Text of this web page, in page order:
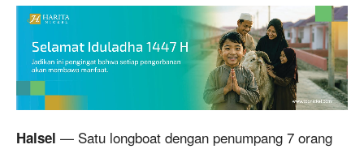
Halsel — Satu longboat dengan penumpang 7 orang